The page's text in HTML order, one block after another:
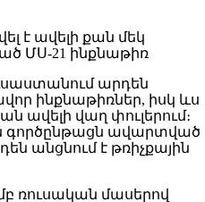
արդեն
ինքնաթիռներ, իսկ ևս
ավելի վաղ փուլերում։
գործընթացն ավարտված
անցնում է թռիչքային
ռուսական մասերով